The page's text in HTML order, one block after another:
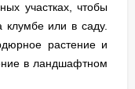
участках, чтобы
клумбе или в саду.
растение и
в ландшафтном